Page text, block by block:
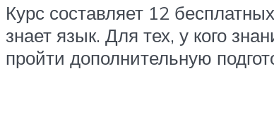
Курс составляет 12
знает язык. Для тех, у кого
пройти дополнительную